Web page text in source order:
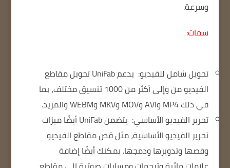
وسرعة.
سمات:
تحويل شامل للفيديو:
يدعم UniFab تحويل مقاطع
الفيديو من وإلى أكثر من 1000 تنسيق مختلف، بما
في ذلك MP4 وAVI وMOV وMKV وWEBM والمزيد.
تحرير الفيديو الأساسي:
يتضمن UniFab أيضًا ميزات
تحرير الفيديو الأساسية، مثل قص مقاطع الفيديو
وقصها وتدويرها ودمجها.يمكنك أيضًا إضافة